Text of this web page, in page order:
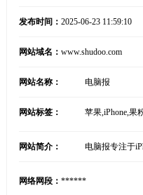
发布时间： 2025-06-23 11:59:10
网站域名： www.shudoo.com
网站名称： 电脑报
网站标签： 苹果,iPhone,果
网站简介： 电脑报专注于
网络网段： ******